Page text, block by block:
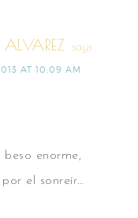
says
AT 10:09 AM
beso enorme,
el sonreír…